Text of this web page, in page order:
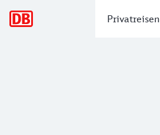
Privatreisen